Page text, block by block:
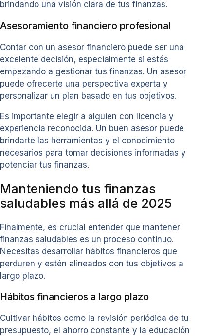
brindando una visión clara de tus finanzas.
Asesoramiento financiero profesional
Contar con un asesor financiero puede ser una
excelente decisión, especialmente si estás
empezando a gestionar tus finanzas. Un asesor
puede ofrecerte una perspectiva experta y
personalizar un plan basado en tus objetivos.
Es importante elegir a alguien con licencia y
experiencia reconocida. Un buen asesor puede
brindarte las herramientas y el conocimiento
necesarios para tomar decisiones informadas y
potenciar tus finanzas.
Manteniendo tus finanzas
saludables más allá de 2025
Finalmente, es crucial entender que mantener
finanzas saludables es un proceso continuo.
Necesitas desarrollar hábitos financieros que
perduren y estén alineados con tus objetivos a
largo plazo.
Hábitos financieros a largo plazo
Cultivar hábitos como la revisión periódica de tu
presupuesto, el ahorro constante y la educación